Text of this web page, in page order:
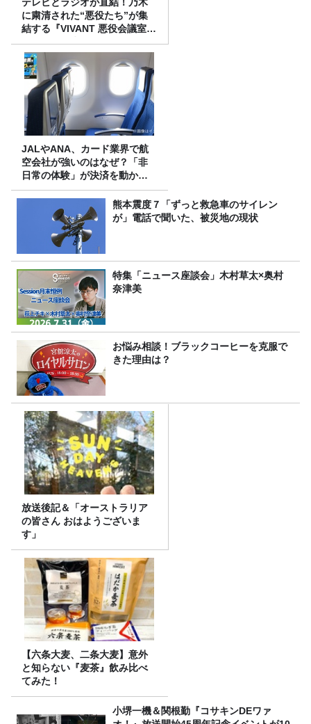
に粛清された“悪役たち”が集
結する『VIVANT 悪役会議室』
7/26(日)23時スタート！
JALやANA、カード業界で航
空会社が強いのはなぜ？「非
日常の体験」が決済を動かす
理由
熊本震度７「ずっと救急車のサイレン
が」電話で聞いた、被災地の現状
特集「ニュース座談会」木村草太×奥村
奈津美
お悩み相談！ブラックコーヒーを克服で
きた理由は？
放送後記＆「オーストラリア
の皆さん おはようございま
す」
【六条大麦、二条大麦】意外
と知らない『麦茶』飲み比べ
てみた！
小堺一機＆関根勤『コサキンDEワァ